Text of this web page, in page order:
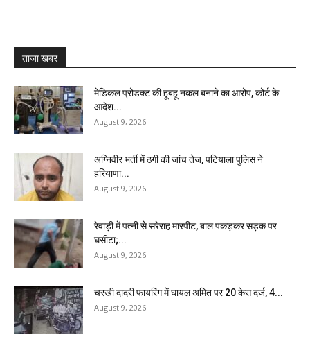
ताजा खबर
मेडिकल प्रोडक्ट की हूबहू नकल बनाने का आरोप, कोर्ट के
आदेश...
August 9, 2026
अग्निवीर भर्ती में ठगी की जांच तेज, पटियाला पुलिस ने
हरियाणा...
August 9, 2026
रेवाड़ी में पत्नी से सरेराह मारपीट, बाल पकड़कर सड़क पर
घसीटा;...
August 9, 2026
चरखी दादरी फायरिंग में घायल अमित पर 20 केस दर्ज, 4...
August 9, 2026